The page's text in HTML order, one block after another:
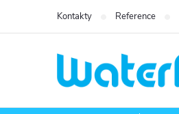
Kontakty Reference